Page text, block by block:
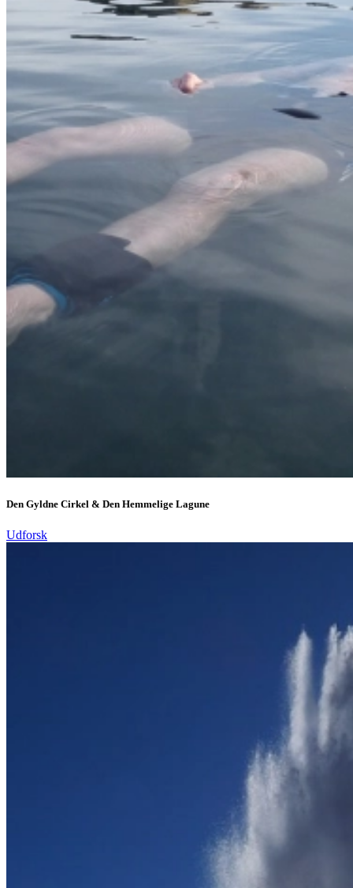
Den Gyldne Cirkel & Den Hemmelige Lagune
Udforsk